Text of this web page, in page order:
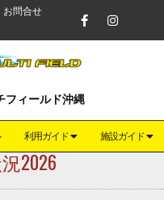
お問合せ
フィールド沖縄
利用ガイド 施設ガイド
2026